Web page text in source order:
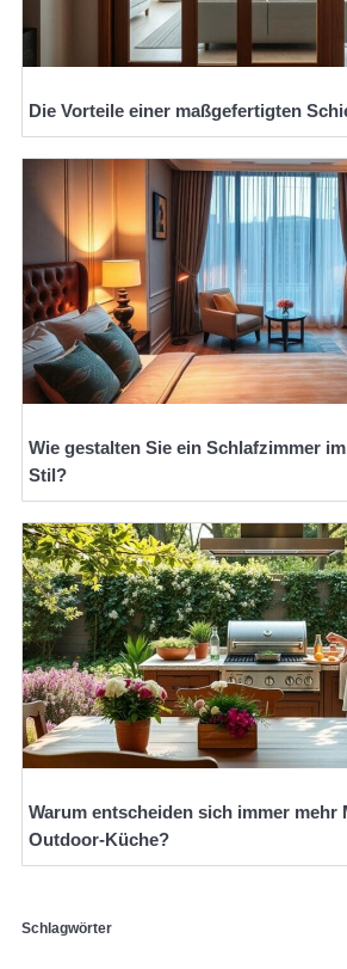
Die Vorteile einer maßgefertigten
Wie gestalten Sie ein Schlafzimmer
Stil?
Warum entscheiden sich immer mehr
Outdoor-Küche?
Schlagwörter